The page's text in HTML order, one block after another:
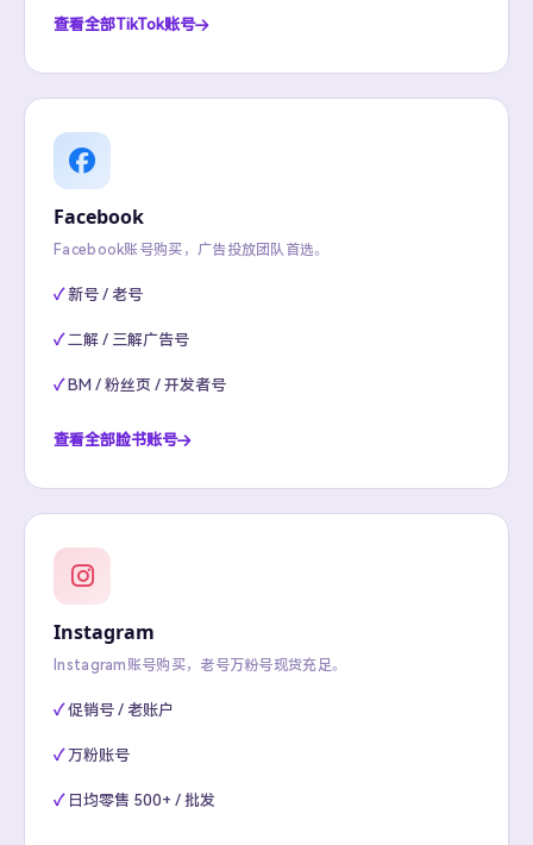
查看全部TikTok账号
Facebook
Facebook账号购买，广告投放团队首选。
新号 / 老号
二解 / 三解广告号
BM / 粉丝页 / 开发者号
查看全部脸书账号
Instagram
Instagram账号购买，老号万粉号现货充足。
促销号 / 老账户
万粉账号
日均零售 500+ / 批发